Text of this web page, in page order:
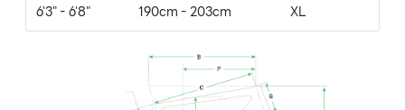
6'3" - 6'8"
190cm - 203cm XL